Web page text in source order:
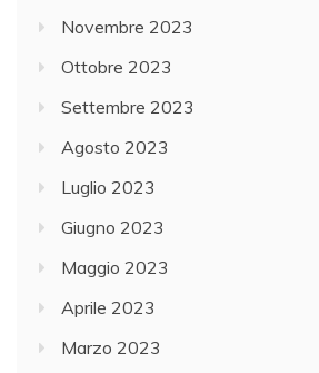
Novembre 2023
Ottobre 2023
Settembre 2023
Agosto 2023
Luglio 2023
Giugno 2023
Maggio 2023
Aprile 2023
Marzo 2023